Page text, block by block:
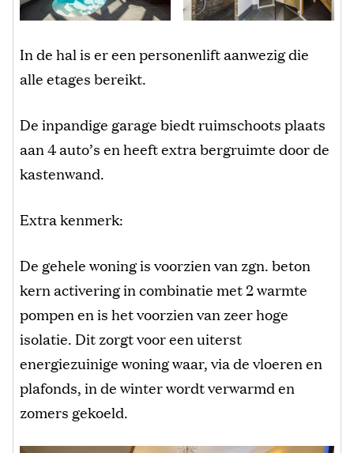
In de hal is er een personenlift aanwezig die
alle etages bereikt.
De inpandige garage biedt ruimschoots plaats
aan 4 auto’s en heeft extra bergruimte door de
kastenwand.
Extra kenmerk:
De gehele woning is voorzien van zgn. beton
kern activering in combinatie met 2 warmte
pompen en is het voorzien van zeer hoge
isolatie. Dit zorgt voor een uiterst
energiezuinige woning waar, via de vloeren en
plafonds, in de winter wordt verwarmd en
zomers gekoeld.